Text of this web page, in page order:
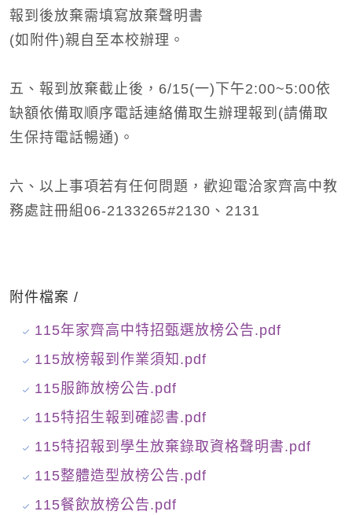
報到後放棄需填寫放棄聲明書
(如附件)親自至本校辦理。
五、報到放棄截止後，6/15(一)下午2:00~5:00依
缺額依備取順序電話連絡備取生辦理報到(請備取
生保持電話暢通)。
六、以上事項若有任何問題，歡迎電洽家齊高中教
務處註冊組06-2133265#2130、2131
附件檔案 /
115年家齊高中特招甄選放榜公告.pdf
115放榜報到作業須知.pdf
115服飾放榜公告.pdf
115特招生報到確認書.pdf
115特招報到學生放棄錄取資格聲明書.pdf
115整體造型放榜公告.pdf
115餐飲放榜公告.pdf